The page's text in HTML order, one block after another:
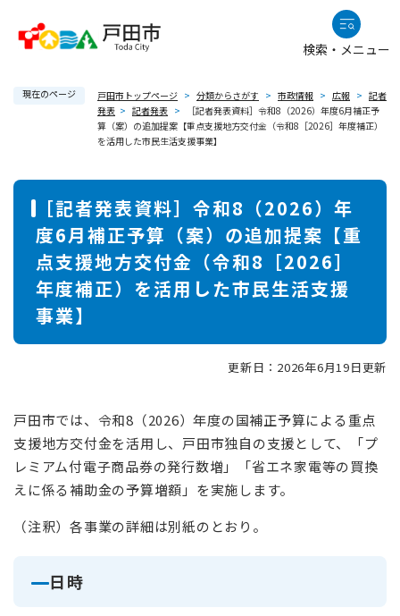
検索・メニュー
現在のページ 戸田市トップページ > 分類からさがす > 市政情報 > 広報 > 記者
発表 > 記者発表 >
［記者発表資料］令和8（2026）年度6月補正予
算（案）の追加提案【重点支援地方交付金（令和8［2026］年度補正）
を活用した市民生活支援事業】
本
［記者発表資料］令和8（2026）年
度6月補正予算（案）の追加提案【重
点支援地方交付金（令和8［2026］
年度補正）を活用した市民生活支援
事業】
更新日：2026年6月19日更新
戸田市では、令和8（2026）年度の国補正予算による重点
支援地方交付金を活用し、戸田市独自の支援として、「プ
レミアム付電子商品券の発行数増」「省エネ家電等の買換
えに係る補助金の予算増額」を実施します。
（注釈）各事業の詳細は別紙のとおり。
日時